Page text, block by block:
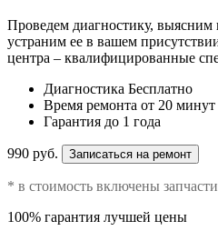
Проведем диагностику,
устраним ее в вашем
центра – квалифицированные
Диагностика Бесплатно
Время ремонта от 20 минут
Гарантия до 1 года
990 руб. Записаться на ремонт
* в стоимость включены
100% гарантия лучшей цены